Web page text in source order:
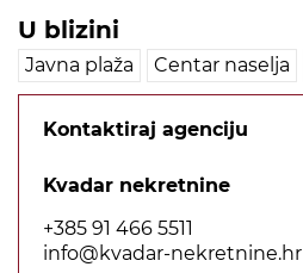
U blizini
Javna plaža Centar naselja
Kontaktiraj agenciju
Kvadar nekretnine
+385 91 466 5511
info@kvadar-nekretnine.hr